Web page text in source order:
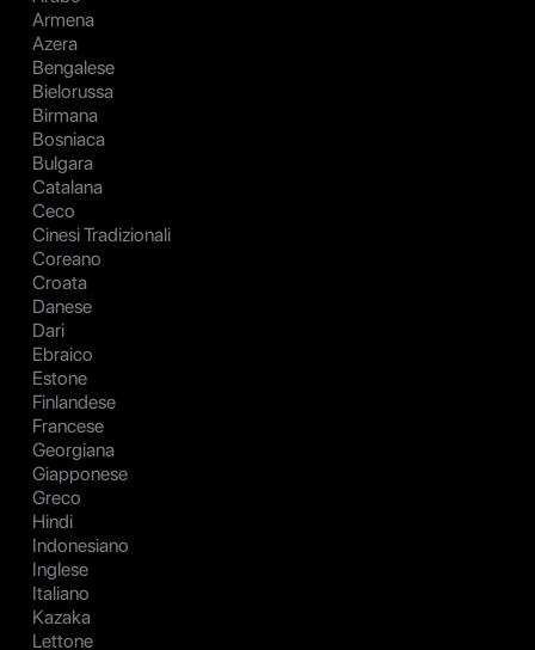
Armena
Azera
Bengalese
Bielorussa
Birmana
Bosniaca
Bulgara
Catalana
Ceco
Cinesi Tradizionali
Coreano
Croata
Danese
Dari
Ebraico
Estone
Finlandese
Francese
Georgiana
Giapponese
Greco
Hindi
Indonesiano
Inglese
Italiano
Kazaka
Lettone